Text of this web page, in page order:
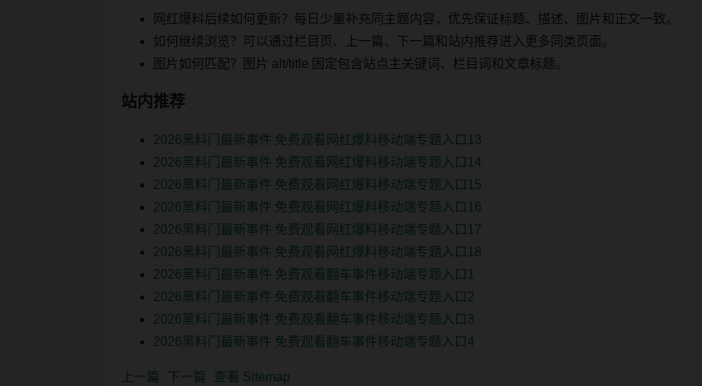
网红爆料后续如何更新？每日少量补充同主题内容，优先保证标题、描述、图片和正文一致。
如何继续浏览？可以通过栏目页、上一篇、下一篇和站内推荐进入更多同类页面。
图片如何匹配？图片 alt/title 固定包含站点主关键词、栏目词和文章标题。
站内推荐
2026黑料门最新事件 免费观看网红爆料移动端专题入口13
2026黑料门最新事件 免费观看网红爆料移动端专题入口14
2026黑料门最新事件 免费观看网红爆料移动端专题入口15
2026黑料门最新事件 免费观看网红爆料移动端专题入口16
2026黑料门最新事件 免费观看网红爆料移动端专题入口17
2026黑料门最新事件 免费观看网红爆料移动端专题入口18
2026黑料门最新事件 免费观看翻车事件移动端专题入口1
2026黑料门最新事件 免费观看翻车事件移动端专题入口2
2026黑料门最新事件 免费观看翻车事件移动端专题入口3
2026黑料门最新事件 免费观看翻车事件移动端专题入口4
上一篇 下一篇 查看 Sitemap